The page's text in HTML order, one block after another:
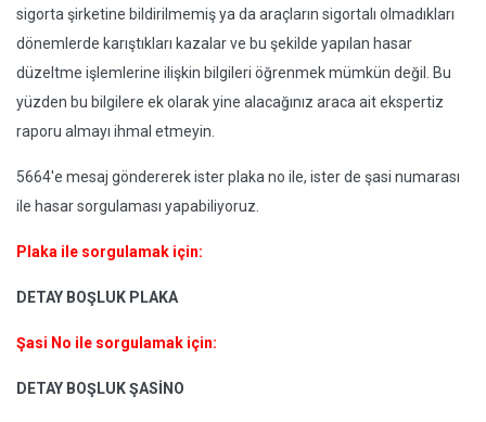
sigorta şirketine bildirilmemiş ya da araçların sigortalı olmadıkları
dönemlerde karıştıkları kazalar ve bu şekilde yapılan hasar
düzeltme işlemlerine ilişkin bilgileri öğrenmek mümkün değil. Bu
yüzden bu bilgilere ek olarak yine alacağınız araca ait ekspertiz
raporu almayı ihmal etmeyin.
5664'e mesaj göndererek ister plaka no ile, ister de şasi numarası
ile hasar sorgulaması yapabiliyoruz.
Plaka ile sorgulamak için:
DETAY BOŞLUK PLAKA
Şasi No ile sorgulamak için:
DETAY BOŞLUK ŞASİNO